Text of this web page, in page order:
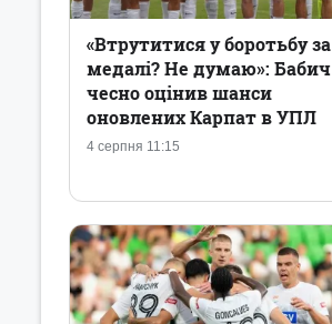
4 серпня 11:15
«Втрутитися у боротьбу за
медалі? Не думаю»: Бабич
чесно оцінив шанси
оновлених Карпат в УПЛ